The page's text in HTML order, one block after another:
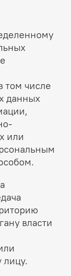
том числе
данных
или
власти